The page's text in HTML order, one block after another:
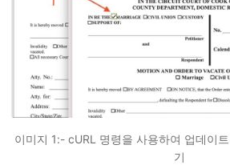
이미지 1:- cURL 명령을 사용하여 업데이
기